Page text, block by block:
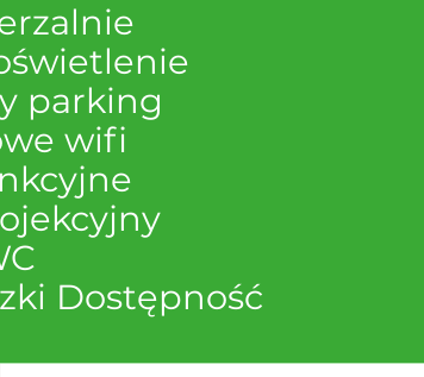
parking
wifi
Dostępność